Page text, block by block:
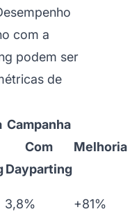
com a
podem ser
de
Campanha
Com
Dayparting
Melhoria
3,8% +81%